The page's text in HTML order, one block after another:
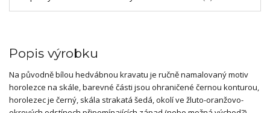
Popis výrobku
Na původně bílou hedvábnou kravatu je ručně namalovaný motiv
horolezce na skále, barevné části jsou ohraničené černou konturou,
horolezec je černý, skála strakatá šedá, okolí ve žluto-oranžovo-